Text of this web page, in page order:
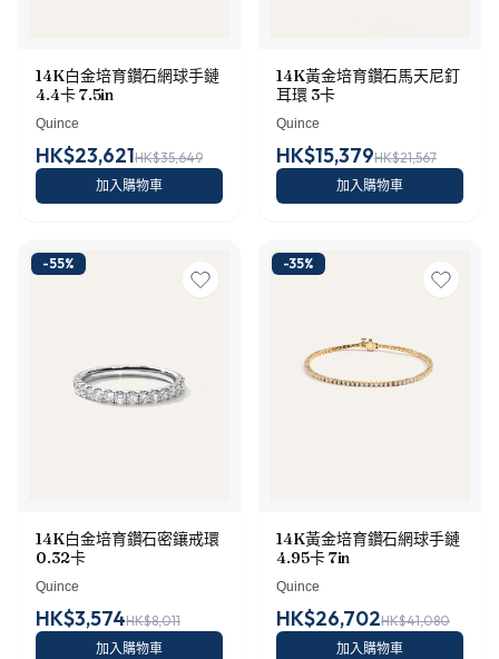
14K白金培育鑽石網球手鏈
4.4卡 7.5in
Quince
HK$23,621HK$35,649
加入購物車
14K黃金培育鑽石馬天尼釘
耳環 3卡
Quince
HK$15,379HK$21,567
加入購物車
-55%
14K白金培育鑽石密鑲戒環
0.32卡
Quince
HK$3,574HK$8,011
加入購物車
-35%
14K黃金培育鑽石網球手鏈
4.95卡 7in
Quince
HK$26,702HK$41,080
加入購物車